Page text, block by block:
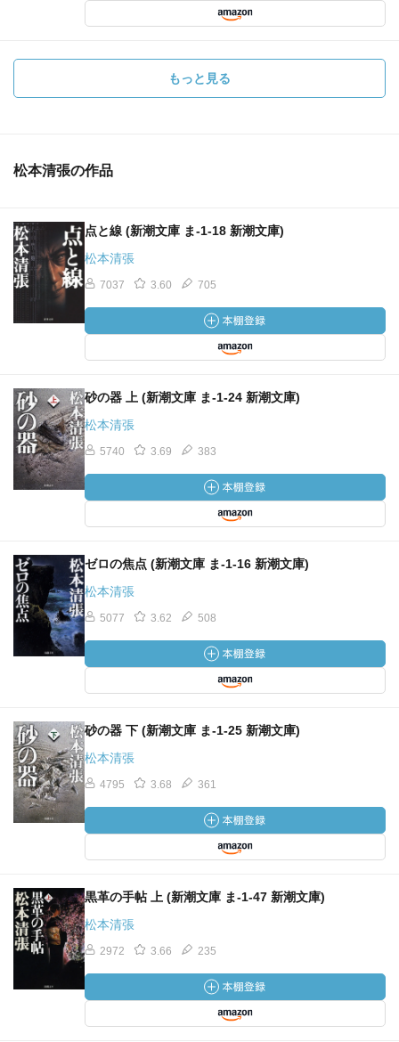
もっと見る
松本清張の作品
点と線 (新潮文庫 ま-1-18 新潮文庫)
松本清張
7037 3.60 705
砂の器 上 (新潮文庫 ま-1-24 新潮文庫)
松本清張
5740 3.69 383
ゼロの焦点 (新潮文庫 ま-1-16 新潮文庫)
松本清張
5077 3.62 508
砂の器 下 (新潮文庫 ま-1-25 新潮文庫)
松本清張
4795 3.68 361
黒革の手帖 上 (新潮文庫 ま-1-47 新潮文庫)
松本清張
2972 3.66 235